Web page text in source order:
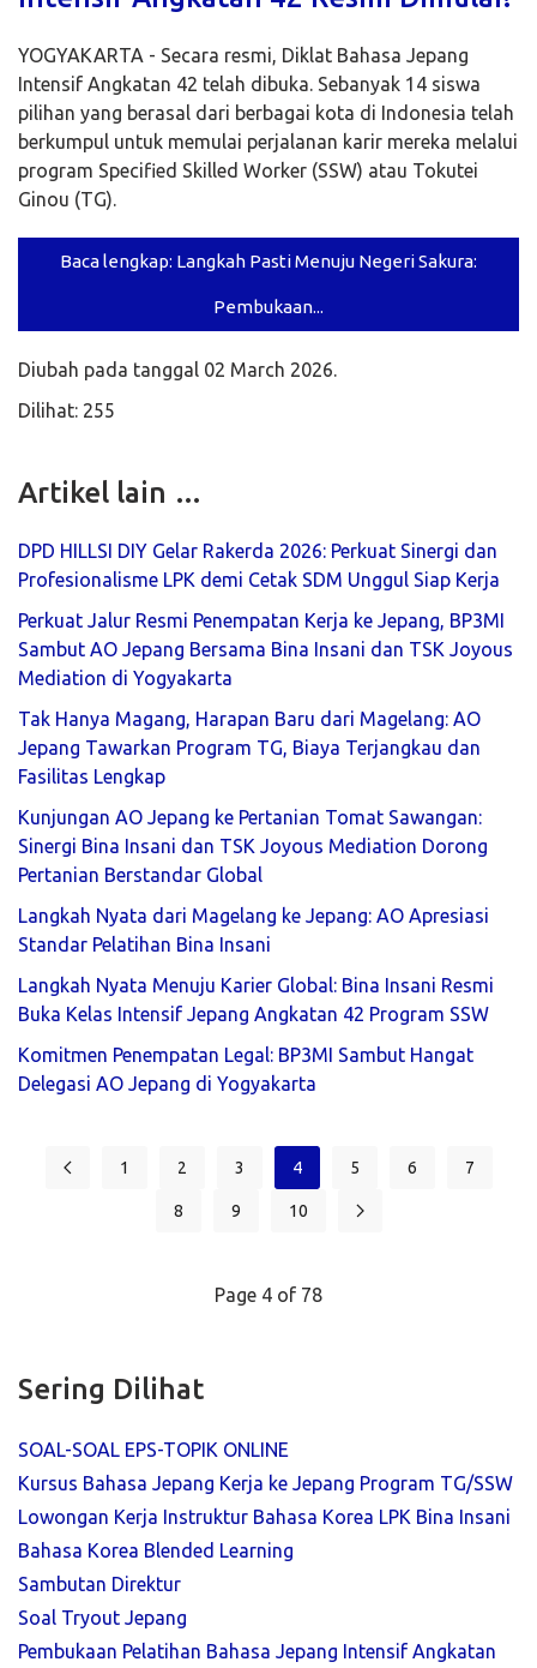
YOGYAKARTA - Secara resmi, Diklat Bahasa Jepang
Intensif Angkatan 42 telah dibuka. Sebanyak 14 siswa
pilihan yang berasal dari berbagai kota di Indonesia telah
berkumpul untuk memulai perjalanan karir mereka melalui
program Specified Skilled Worker (SSW) atau Tokutei
Ginou (TG).
Baca lengkap: Langkah Pasti Menuju Negeri Sakura:
Pembukaan...
Diubah pada tanggal 02 March 2026.
Dilihat: 255
Artikel lain …
DPD HILLSI DIY Gelar Rakerda 2026: Perkuat Sinergi dan
Profesionalisme LPK demi Cetak SDM Unggul Siap Kerja
Perkuat Jalur Resmi Penempatan Kerja ke Jepang, BP3MI
Sambut AO Jepang Bersama Bina Insani dan TSK Joyous
Mediation di Yogyakarta
Tak Hanya Magang, Harapan Baru dari Magelang: AO
Jepang Tawarkan Program TG, Biaya Terjangkau dan
Fasilitas Lengkap
Kunjungan AO Jepang ke Pertanian Tomat Sawangan:
Sinergi Bina Insani dan TSK Joyous Mediation Dorong
Pertanian Berstandar Global
Langkah Nyata dari Magelang ke Jepang: AO Apresiasi
Standar Pelatihan Bina Insani
Langkah Nyata Menuju Karier Global: Bina Insani Resmi
Buka Kelas Intensif Jepang Angkatan 42 Program SSW
Komitmen Penempatan Legal: BP3MI Sambut Hangat
Delegasi AO Jepang di Yogyakarta
1 2 3 4 5 6 7
8 9 10
Page 4 of 78
Sering Dilihat
SOAL-SOAL EPS-TOPIK ONLINE
Kursus Bahasa Jepang Kerja ke Jepang Program TG/SSW
Lowongan Kerja Instruktur Bahasa Korea LPK Bina Insani
Bahasa Korea Blended Learning
Sambutan Direktur
Soal Tryout Jepang
Pembukaan Pelatihan Bahasa Jepang Intensif Angkatan